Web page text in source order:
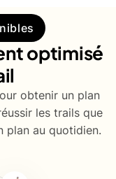
optimisé
obtenir un plan
les trails que
plan au quotidien.